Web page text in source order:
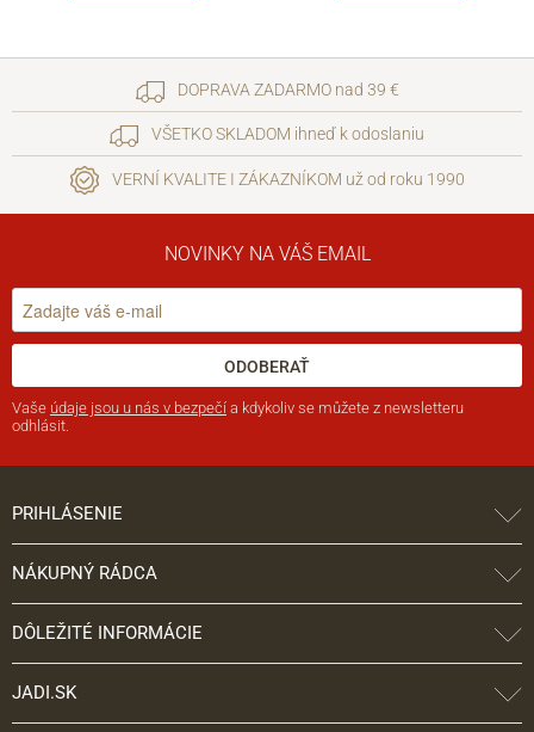
DOPRAVA ZADARMO nad 39 €
VŠETKO SKLADOM ihneď k odoslaniu
VERNÍ KVALITE I ZÁKAZNÍKOM už od roku 1990
NOVINKY NA VÁŠ EMAIL
ODOBERAŤ
Vaše údaje jsou u nás v bezpečí a kdykoliv se můžete z newsletteru
odhlásit.
PRIHLÁSENIE
NÁKUPNÝ RÁDCA
DÔLEŽITÉ INFORMÁCIE
JADI.SK